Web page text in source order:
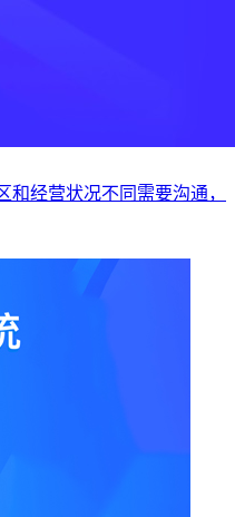
经营状况不同需要沟通，